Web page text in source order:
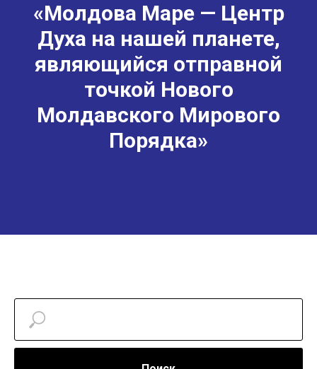
«Молдова Маре — Центр
Духа на нашей планете,
являющийся отправной
точкой Нового
Молдавского Мирового
Порядка»